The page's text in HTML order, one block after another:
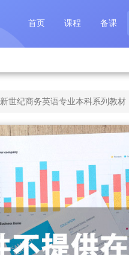
首页 课程 备课
新世纪商务英语专业本科系列教